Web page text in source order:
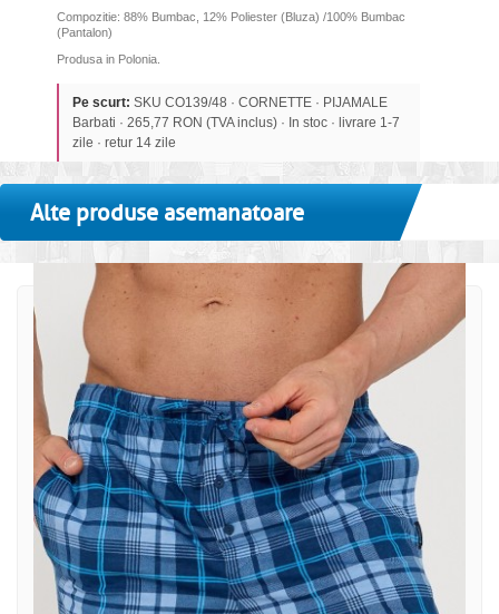
Compozitie: 88% Bumbac, 12% Poliester (Bluza) /100% Bumbac
(Pantalon)
Produsa in Polonia.
Pe scurt: SKU CO139/48 · CORNETTE · PIJAMALE
Barbati · 265,77 RON (TVA inclus) · In stoc · livrare 1-7
zile · retur 14 zile
Alte produse asemanatoare